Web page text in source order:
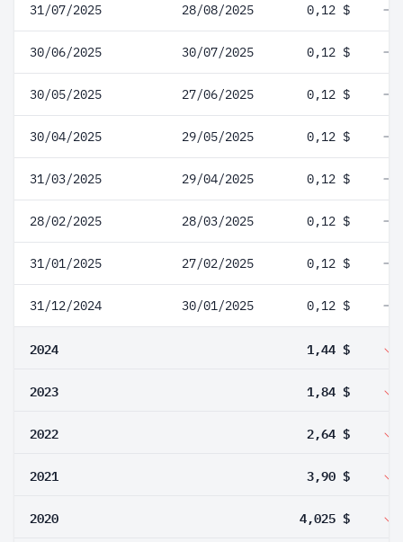
31/07/2025 28/08/2025 0,12 $
30/06/2025 30/07/2025 0,12 $
30/05/2025 27/06/2025 0,12 $
30/04/2025 29/05/2025 0,12 $
31/03/2025 29/04/2025 0,12 $
28/02/2025 28/03/2025 0,12 $
31/01/2025 27/02/2025 0,12 $
31/12/2024 30/01/2025 0,12 $
2024 1,44 $
2023 1,84 $
2022 2,64 $
2021 3,90 $
2020 4,025 $